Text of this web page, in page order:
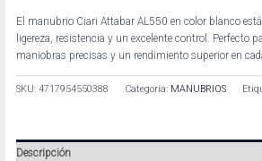
El manubrio Ciari Attabar AL550 en color blanco
ligereza, resistencia y un excelente control. Perfecto
maniobras precisas y un rendimiento superior en
SKU:4717954550388 Categoría: MANUBRIOS
Descripción